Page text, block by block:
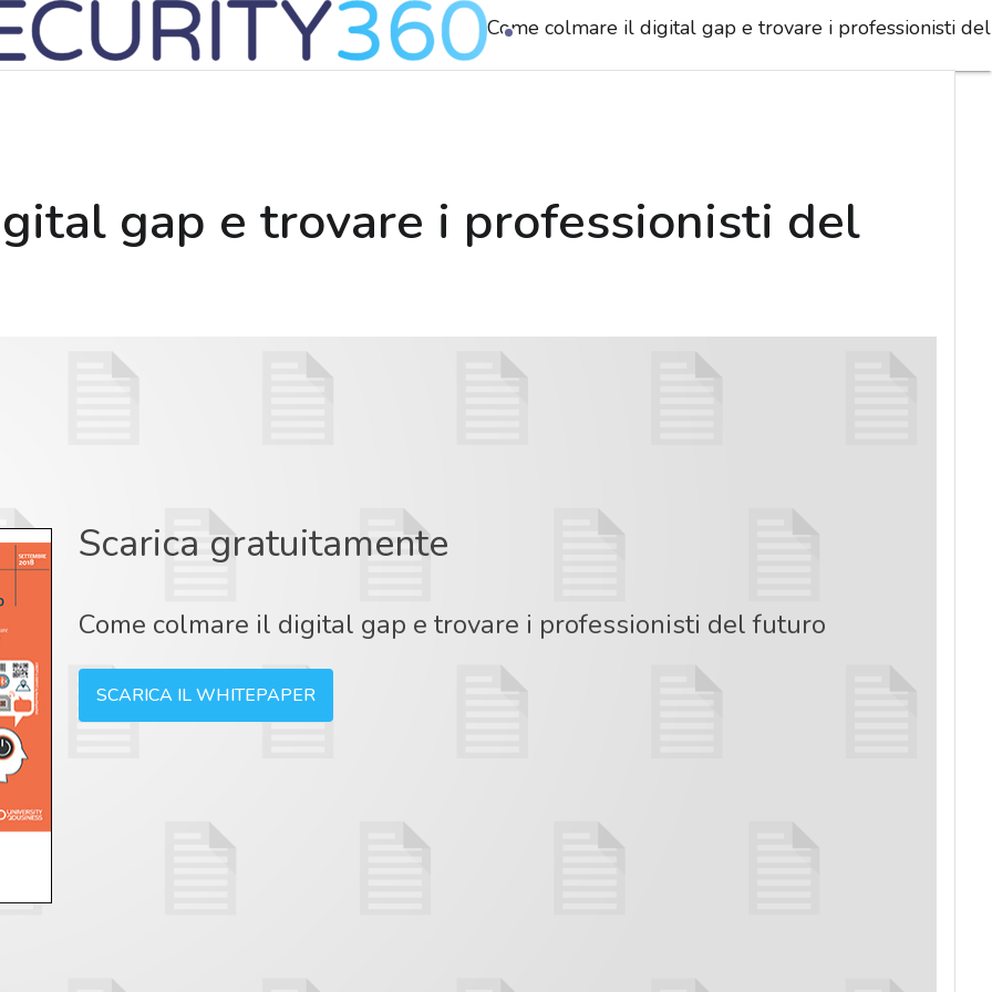
Come colmare il digital gap e trovare i professionisti
gap e trovare i professionisti del
Scarica gratuitamente
Come colmare il digital gap e trovare i professionisti del futuro
SCARICA IL WHITEPAPER